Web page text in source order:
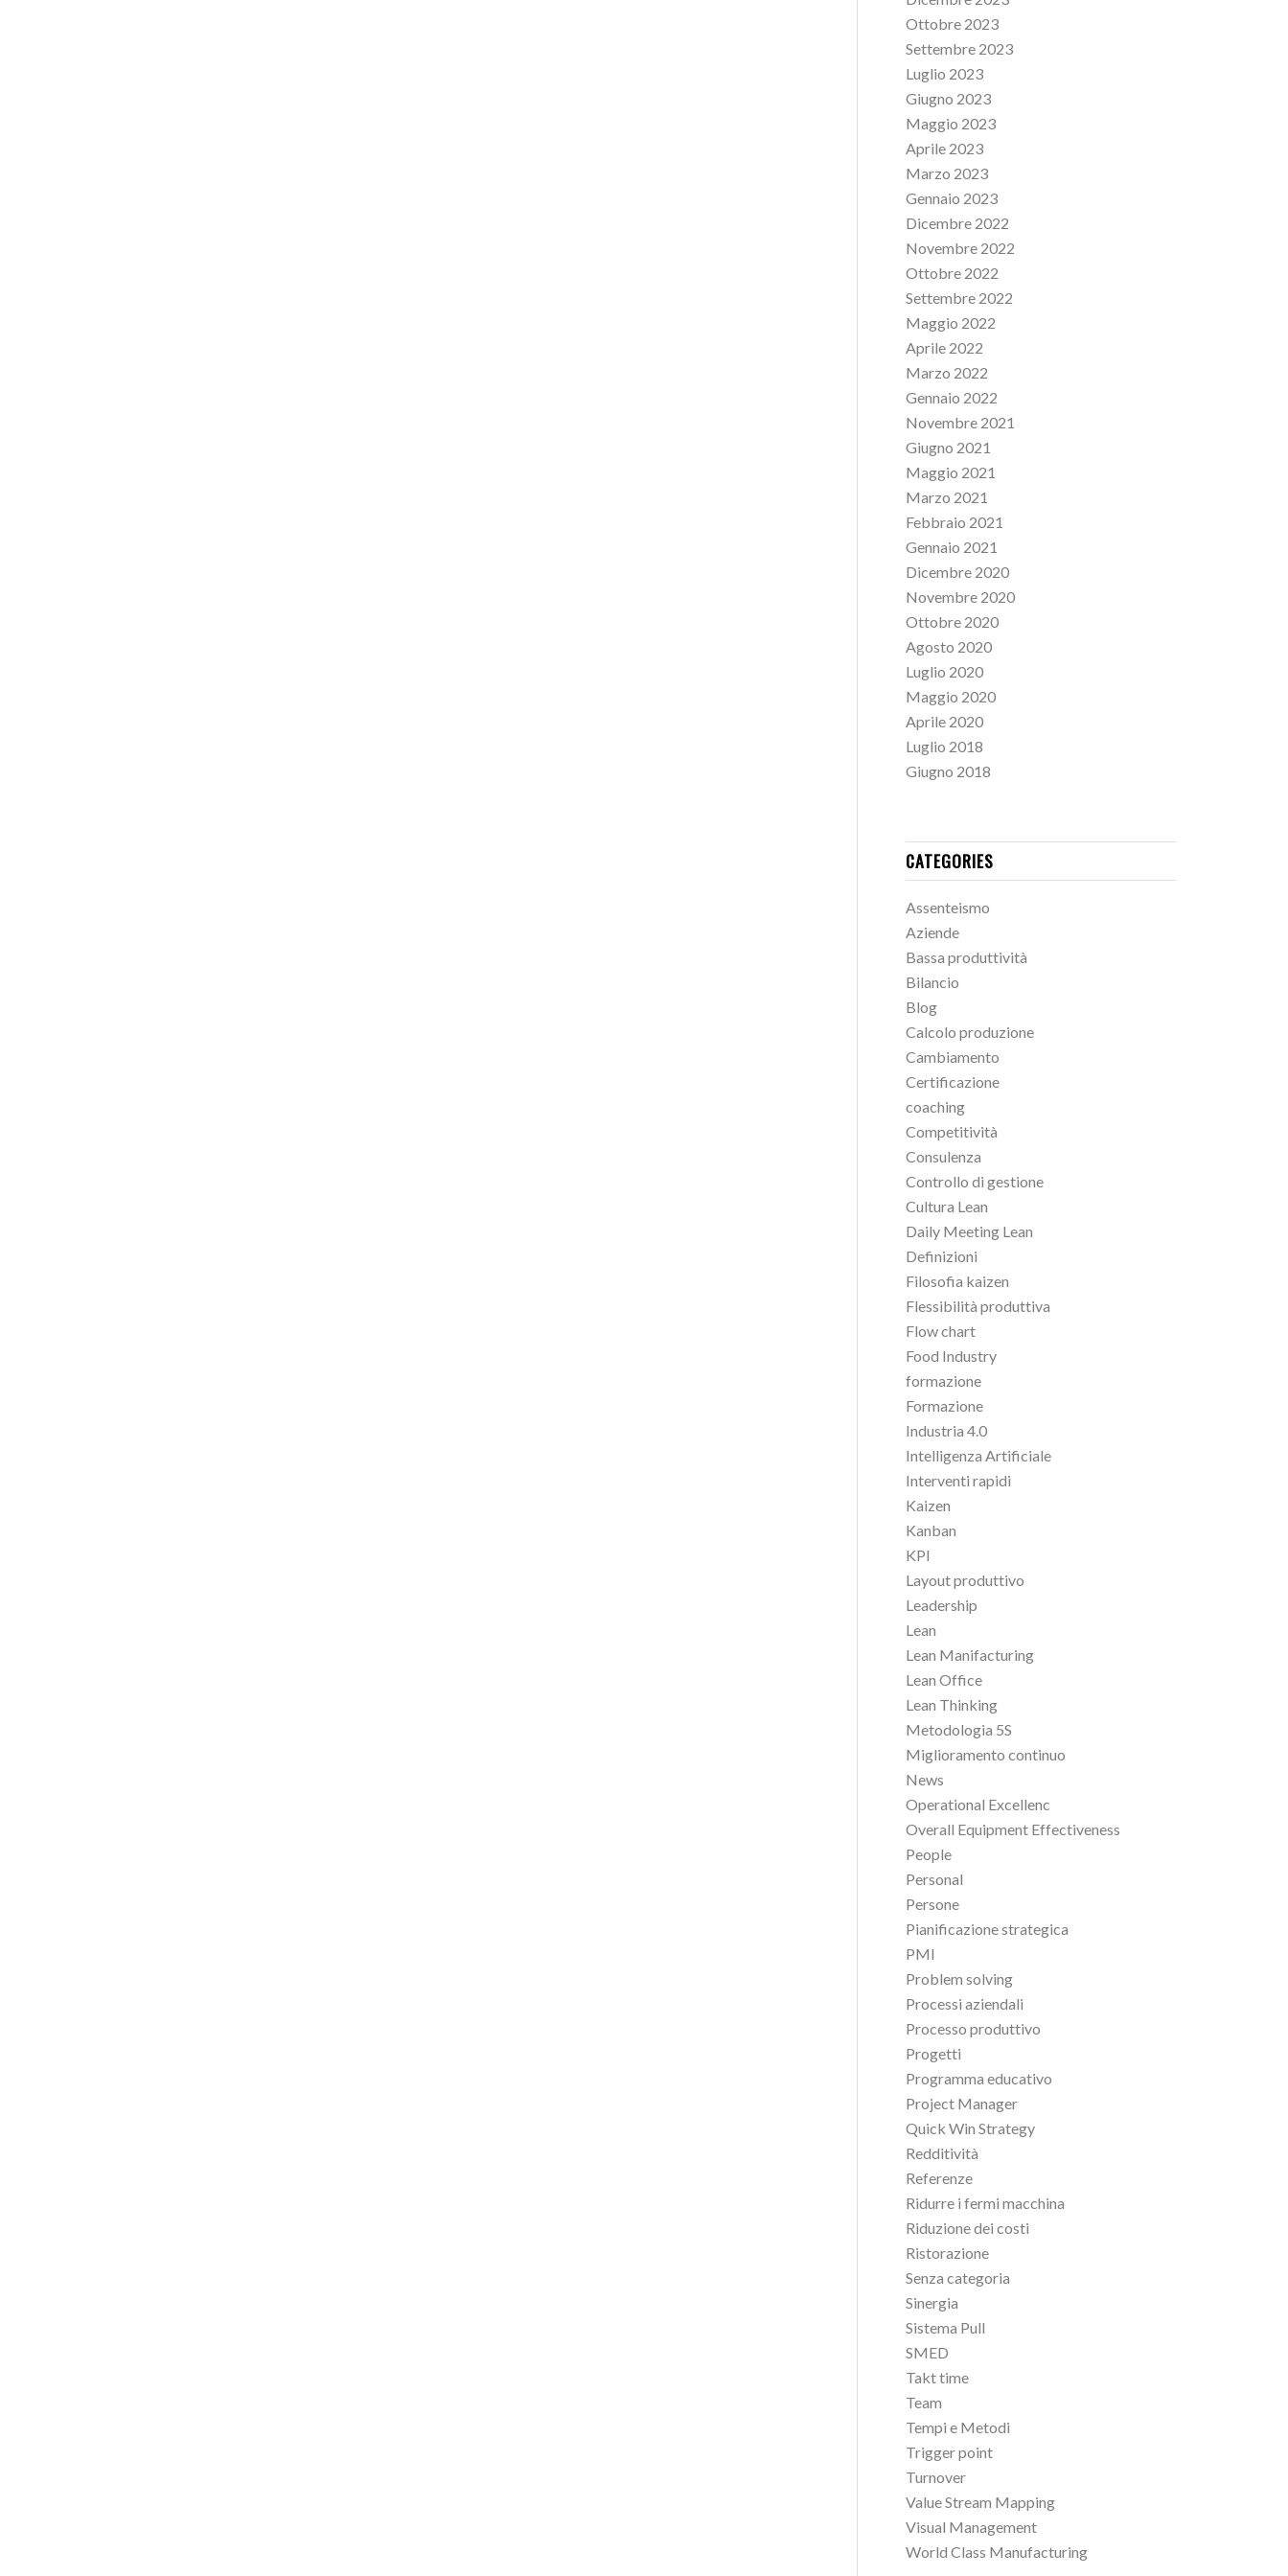
Ottobre 2023
Settembre 2023
Luglio 2023
Giugno 2023
Maggio 2023
Aprile 2023
Marzo 2023
Gennaio 2023
Dicembre 2022
Novembre 2022
Ottobre 2022
Settembre 2022
Maggio 2022
Aprile 2022
Marzo 2022
Gennaio 2022
Novembre 2021
Giugno 2021
Maggio 2021
Marzo 2021
Febbraio 2021
Gennaio 2021
Dicembre 2020
Novembre 2020
Ottobre 2020
Agosto 2020
Luglio 2020
Maggio 2020
Aprile 2020
Luglio 2018
Giugno 2018
CATEGORIES
Assenteismo
Aziende
Bassa produttività
Bilancio
Blog
Calcolo produzione
Cambiamento
Certificazione
coaching
Competitività
Consulenza
Controllo di gestione
Cultura Lean
Daily Meeting Lean
Definizioni
Filosofia kaizen
Flessibilità produttiva
Flow chart
Food Industry
formazione
Formazione
Industria 4.0
Intelligenza Artificiale
Interventi rapidi
Kaizen
Kanban
KPI
Layout produttivo
Leadership
Lean
Lean Manifacturing
Lean Office
Lean Thinking
Metodologia 5S
Miglioramento continuo
News
Operational Excellenc
Overall Equipment Effectiveness
People
Personal
Persone
Pianificazione strategica
PMI
Problem solving
Processi aziendali
Processo produttivo
Progetti
Programma educativo
Project Manager
Quick Win Strategy
Redditività
Referenze
Ridurre i fermi macchina
Riduzione dei costi
Ristorazione
Senza categoria
Sinergia
Sistema Pull
SMED
Takt time
Team
Tempi e Metodi
Trigger point
Turnover
Value Stream Mapping
Visual Management
World Class Manufacturing